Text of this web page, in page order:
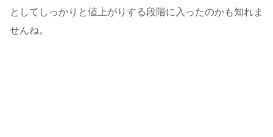
としてしっかりと値上がりする段階に入ったのかも知れま
せんね。